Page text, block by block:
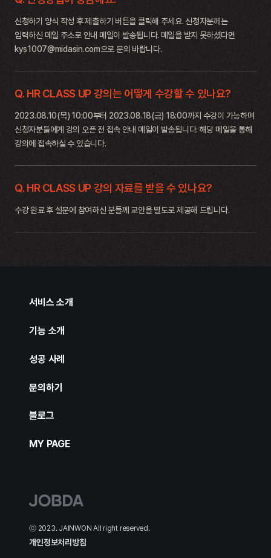
신청하기 양식 작성 후 제출하기 버튼을 클릭해 주세요. 신청자분께는
입력하신 메일 주소로 안내 메일이 발송됩니다. 메일을 받지 못하셨다면
kys1007@midasin.com으로 문의 바랍니다.
Q. HR CLASS UP 강의는 어떻게 수강할 수 있나요?
2023.08.10(목) 10:00부터 2023.08.18(금) 18:00까지 수강이 가능하며
신청자분들에게 강의 오픈 전 접속 안내 메일이 발송됩니다. 해당 메일을 통해
강의에 접속하실 수 있습니다.
Q. HR CLASS UP 강의 자료를 받을 수 있나요?
수강 완료 후 설문에 참여하신 분들께 교안을 별도로 제공해 드립니다.
ⓒ 2023. JAINWON All right reserved.
개인정보처리방침
서비스 소개
기능 소개
성공 사례
문의하기
블로그
MY PAGE